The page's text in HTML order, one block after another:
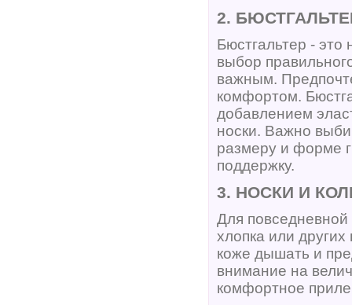
2.
Бюстгальтер - это
выбор
важным.
комфортом.
добавлением
носки. Важно
размеру и форме
поддержку.
3. НОСКИ И
Для повседневной
хлопка или
коже дышать и
внимание на
комфортное